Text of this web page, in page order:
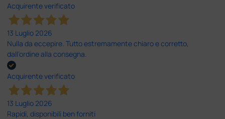
Acquirente verificato
13 Luglio 2026
Nulla da eccepire. Tutto estremamente chiaro e corretto,
dall’ordine alla consegna.
Acquirente verificato
13 Luglio 2026
Rapidi, disponibili ben forniti